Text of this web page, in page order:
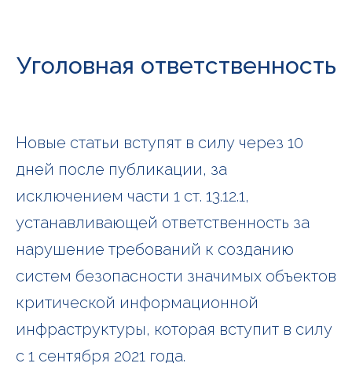
Уголовная ответственность
Новые статьи вступят в силу через 10
дней после публикации, за
исключением части 1 ст. 13.12.1,
устанавливающей ответственность за
нарушение требований к созданию
систем безопасности значимых объектов
критической информационной
инфраструктуры, которая вступит в силу
с 1 сентября 2021 года.